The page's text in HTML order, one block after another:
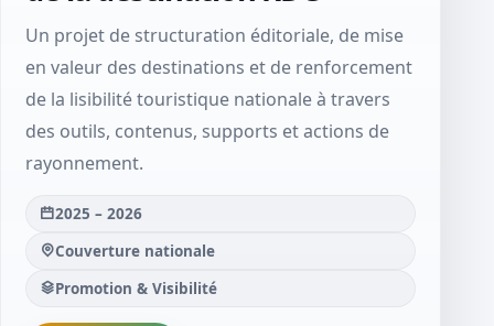
Un projet de structuration éditoriale, de mise
en valeur des destinations et de renforcement
de la lisibilité touristique nationale à travers
des outils, contenus, supports et actions de
rayonnement.
2025 – 2026
Couverture nationale
Promotion & Visibilité